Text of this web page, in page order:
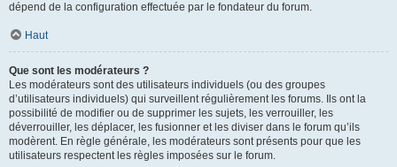
dépend de la configuration effectuée par le fondateur du forum.
Haut
Que sont les modérateurs ?
Les modérateurs sont des utilisateurs individuels (ou des groupes
d’utilisateurs individuels) qui surveillent régulièrement les forums. Ils ont la
possibilité de modifier ou de supprimer les sujets, les verrouiller, les
déverrouiller, les déplacer, les fusionner et les diviser dans le forum qu’ils
modèrent. En règle générale, les modérateurs sont présents pour que les
utilisateurs respectent les règles imposées sur le forum.